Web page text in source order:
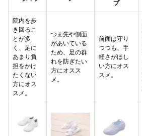
プ
院内を歩
き回るこ
とが多
く、足に
あまり負
担をかけ
たくない
方にオス
スメ。
つま先や側面
があいている
ため、足の群
れを防ぎたい
方にオスス
メ。
前面は守り
つつも、手
軽さがほし
い方にオス
スメ。